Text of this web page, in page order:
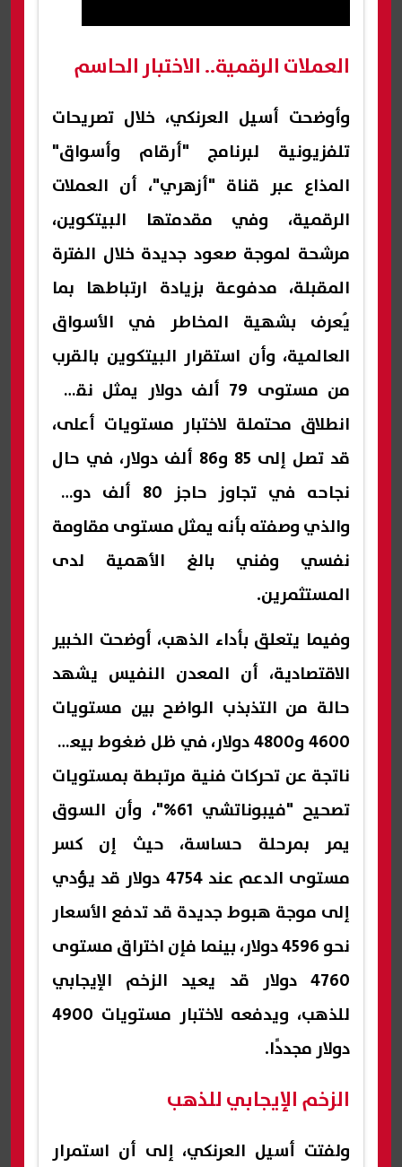
العملات الرقمية.. الاختبار الحاسم
وأوضحت أسيل العرنكي، خلال تصريحات
تلفزيونية لبرنامج "أرقام وأسواق"
المذاع عبر قناة "أزهري"، أن العملات
الرقمية، وفي مقدمتها البيتكوين،
مرشحة لموجة صعود جديدة خلال الفترة
المقبلة، مدفوعة بزيادة ارتباطها بما
يُعرف بشهية المخاطر في الأسواق
العالمية، وأن استقرار البيتكوين بالقرب
من مستوى 79 ألف دولار يمثل نقطة
انطلاق محتملة لاختبار مستويات أعلى،
قد تصل إلى 85 و86 ألف دولار، في حال
نجاحه في تجاوز حاجز 80 ألف دولار،
والذي وصفته بأنه يمثل مستوى مقاومة
نفسي وفني بالغ الأهمية لدى
المستثمرين.
وفيما يتعلق بأداء الذهب، أوضحت الخبير
الاقتصادية، أن المعدن النفيس يشهد
حالة من التذبذب الواضح بين مستويات
4600 و4800 دولار، في ظل ضغوط بيعية
ناتجة عن تحركات فنية مرتبطة بمستويات
تصحيح "فيبوناتشي 61%"، وأن السوق
يمر بمرحلة حساسة، حيث إن كسر
مستوى الدعم عند 4754 دولار قد يؤدي
إلى موجة هبوط جديدة قد تدفع الأسعار
نحو 4596 دولار، بينما فإن اختراق مستوى
4760 دولار قد يعيد الزخم الإيجابي
للذهب، ويدفعه لاختبار مستويات 4900
دولار مجددًا.
الزخم الإيجابي للذهب
ولفتت أسيل العرنكي، إلى أن استمرار